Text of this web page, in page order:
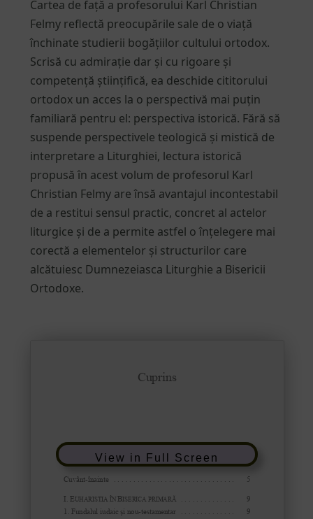
Cartea de față a profesorului Karl Christian
Felmy reflectă preocupările sale de o viață
închinate studierii bogățiilor cultului ortodox.
Scrisă cu admirație dar și cu rigoare și
competență științifică, ea deschide cititorului
ortodox un acces la o perspectivă mai puțin
familiară pentru el: perspectiva istorică. Fără să
suspende perspectivele teologică și mistică de
interpretare a Liturghiei, lectura istorică
propusă în acest volum de profesorul Karl
Christian Felmy are însă avantajul incontestabil
de a restitui sensul practic, concret al actelor
liturgice și de a permite astfel o înțelegere mai
corectă a elementelor și structurilor care
alcătuiesc Dumnezeiasca Liturghie a Bisericii
Ortodoxe.
View in Full Screen